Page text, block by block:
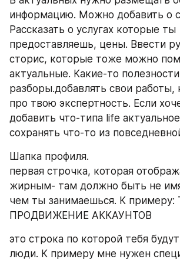
информацию. Можно добавить о
Рассказать о услугах которые ты
предоставляешь, цены. Ввести
сторис, которые тоже можно
актуальные. Какие-то
разборы.добавлять свои работы,
про твою экспертность. Если
добавить что-типа life
сохранять что-то из
Шапка профиля.
первая строчка, которая
жирным- там должно быть не
чем ты занимаешься. К примеру:
ПРОДВИЖЕНИЕ АККАУНТОВ
это строка по которой тебя
люди. К примеру мне нужен